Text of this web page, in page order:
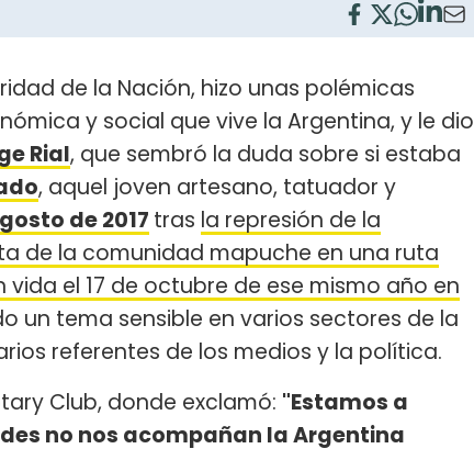
de la Nación, hizo unas polémicas
y social que vive la Argentina, y le dio
Rial, que sembró la duda sobre si estaba
, aquel joven artesano, tatuador y
de 2017 tras la represión de la
de la comunidad mapuche en una ruta
el 17 de octubre de ese mismo año en
un tema sensible en varios sectores de la
referentes de los medios y la política.
Club, donde exclamó: "Estamos a
no nos acompañan la Argentina